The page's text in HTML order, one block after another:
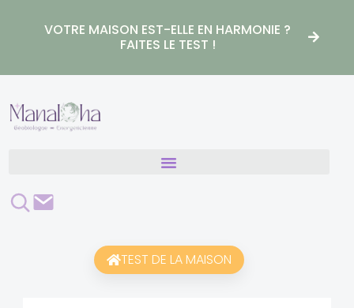
VOTRE MAISON EST-ELLE EN HARMONIE ?
FAITES LE TEST !
Rechercher
Contact
TEST DE LA MAISON